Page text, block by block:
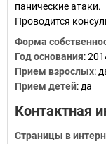
панические атаки.
Проводится
Форма
Год основания:
Прием взрослых:
Прием детей: да
Контактная
Страницы в